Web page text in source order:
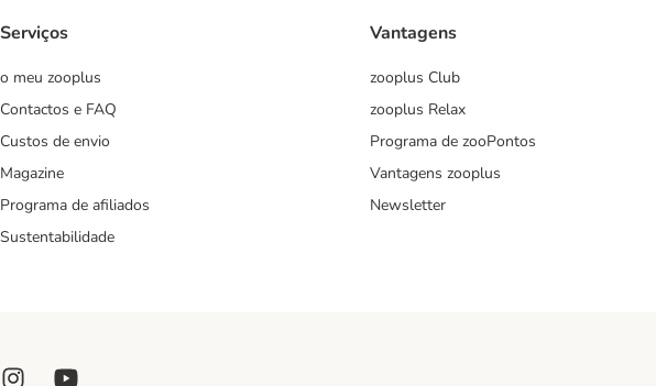
Serviços
o meu zooplus
Contactos e FAQ
Custos de envio
Magazine
Programa de afiliados
Sustentabilidade
Vantagens
zooplus Club
zooplus Relax
Programa de zooPontos
Vantagens zooplus
Newsletter